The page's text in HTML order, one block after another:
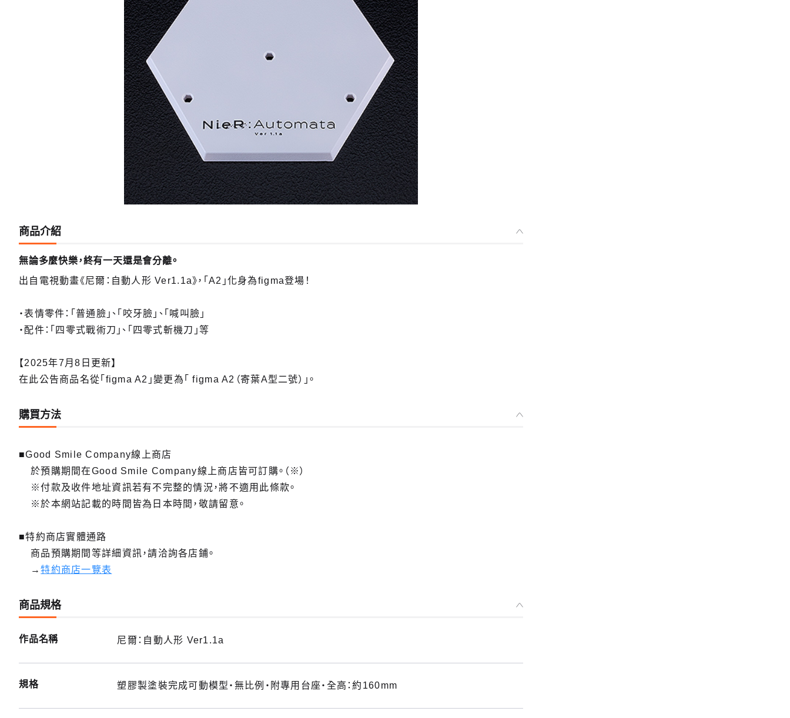
商品介紹
無論多麼快樂，終有一天還是會分離。
出自電視動畫《尼爾：自動人形 Ver1.1a》，「A2」化身為figma登場！
・表情零件：「普通臉」、「咬牙臉」、「喊叫臉」
・配件：「四零式戰術刀」、「四零式斬機刀」等
【2025年7月8日更新】
在此公告商品名從「figma A2」變更為「 figma A2（寄葉A型二號）」。
購買方法
■Good Smile Company線上商店
於預購期間在Good Smile Company線上商店皆可訂購。（※）
※付款及收件地址資訊若有不完整的情況，將不適用此條款。
※於本網站記載的時間皆為日本時間，敬請留意。
■特約商店實體通路
商品預購期間等詳細資訊，請洽詢各店鋪。
→特約商店一覽表
商品規格
作品名稱 尼爾：自動人形 Ver1.1a
規格 塑膠製塗裝完成可動模型・無比例・附專用台座・全高：約160mm